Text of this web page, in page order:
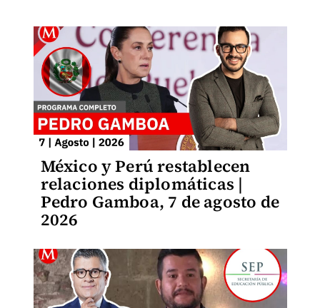
México y Perú restablecen
relaciones diplomáticas |
Pedro Gamboa, 7 de agosto de
2026